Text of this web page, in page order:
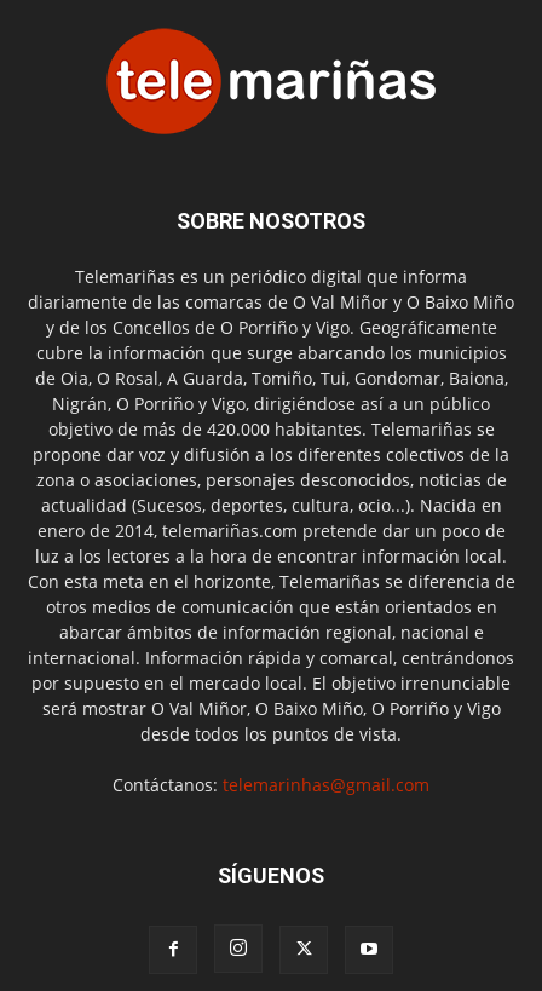
SOBRE NOSOTROS
Telemariñas es un periódico digital que informa
diariamente de las comarcas de O Val Miñor y O Baixo Miño
y de los Concellos de O Porriño y Vigo. Geográficamente
cubre la información que surge abarcando los municipios
de Oia, O Rosal, A Guarda, Tomiño, Tui, Gondomar, Baiona,
Nigrán, O Porriño y Vigo, dirigiéndose así a un público
objetivo de más de 420.000 habitantes. Telemariñas se
propone dar voz y difusión a los diferentes colectivos de la
zona o asociaciones, personajes desconocidos, noticias de
actualidad (Sucesos, deportes, cultura, ocio...). Nacida en
enero de 2014, telemariñas.com pretende dar un poco de
luz a los lectores a la hora de encontrar información local.
Con esta meta en el horizonte, Telemariñas se diferencia de
otros medios de comunicación que están orientados en
abarcar ámbitos de información regional, nacional e
internacional. Información rápida y comarcal, centrándonos
por supuesto en el mercado local. El objetivo irrenunciable
será mostrar O Val Miñor, O Baixo Miño, O Porriño y Vigo
desde todos los puntos de vista.
Contáctanos: telemarinhas@gmail.com
SÍGUENOS